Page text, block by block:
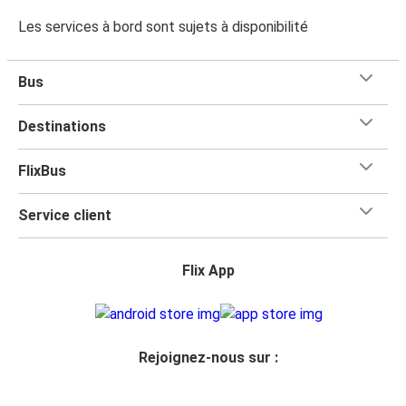
Les services à bord sont sujets à disponibilité
Bus
Destinations
FlixBus
Service client
Flix App
Rejoignez-nous sur :